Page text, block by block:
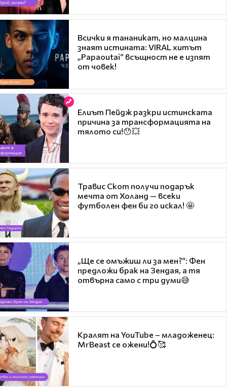
Всички я тананикат, но малцина
знаят истината: VIRAL хитът
„Papaoutai“ всъщност не е изпят
от човек!
Елиът Пейдж разкри истинската
причина за трансформацията на
тялото си!😯💥
Травис Скот получи подарък
мечта от Холанд — всеки
футболен фен би го искал! 🤩
„Ще се омъжиш ли за мен?“: Фен
предложи брак на Зендая, а тя
отвърна само с три думи😅
Кралят на YouTube – младоженец:
MrBeast се ожени!💍🥰